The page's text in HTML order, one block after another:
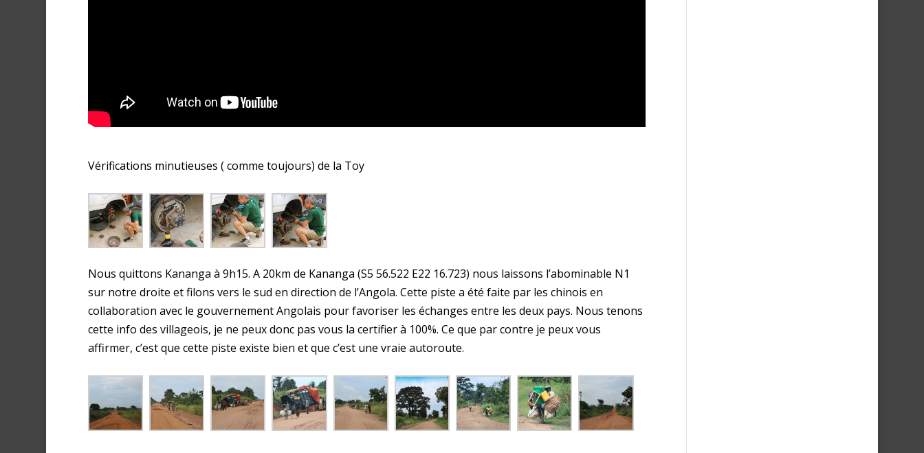
Vérifications minutieuses ( comme toujours) de la Toy
Nous quittons Kananga à 9h15. A 20km de Kananga (S5 56.522 E22 16.723) nous laissons l’abominable N1
sur notre droite et filons vers le sud en direction de l’Angola. Cette piste a été faite par les chinois en
collaboration avec le gouvernement Angolais pour favoriser les échanges entre les deux pays. Nous tenons
cette info des villageois, je ne peux donc pas vous la certifier à 100%. Ce que par contre je peux vous
affirmer, c’est que cette piste existe bien et que c’est une vraie autoroute.